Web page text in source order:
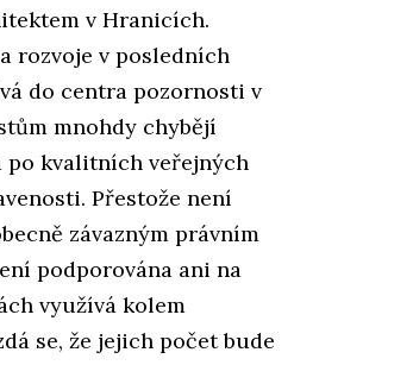
v Hranicích.
rozvoje v posledních
do centra pozornosti v
mnohdy chybějí
po kvalitních veřejných
Přestože není
závazným právním
podporována ani na
využívá kolem
se, že jejich počet bude